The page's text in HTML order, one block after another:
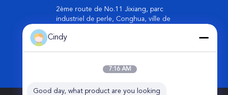
2ème route de No.11 Jixiang, parc
industriel de perle, Conghua, ville de
86-20-87866788
Cindy
7:16 AM
Good day, what product are you looking